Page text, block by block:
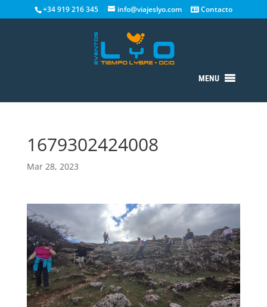
+34 919 216 345 info@viajeslyo.com Contacto
MENU
1679302424008
Mar 28, 2023